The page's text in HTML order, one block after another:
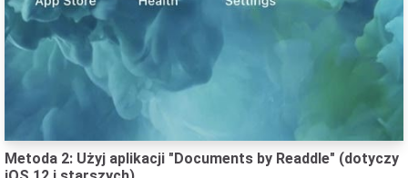
Metoda 2: Użyj aplikacji "Documents by Readdle" (dotyczy